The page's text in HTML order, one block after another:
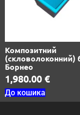
Композитний
(скловолоконний)
Борнео
1,980.00 €
До кошика